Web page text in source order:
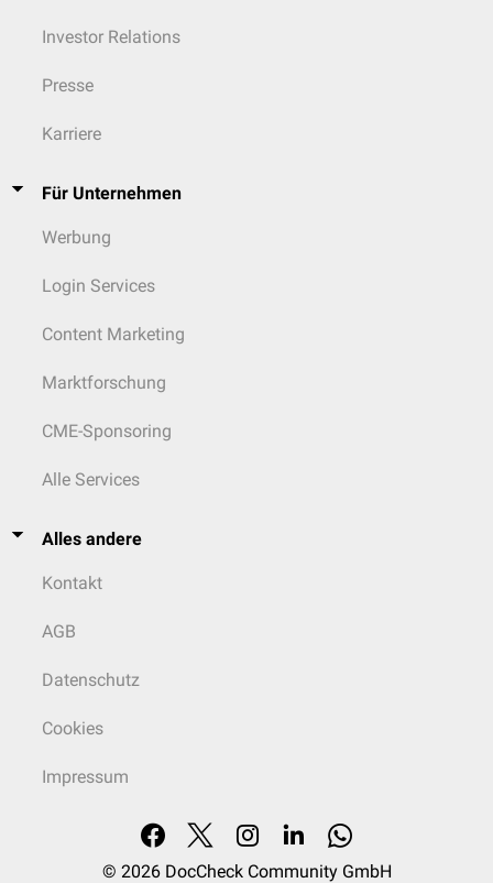
Investor Relations
Presse
Karriere
Für Unternehmen
Werbung
Login Services
Content Marketing
Marktforschung
CME-Sponsoring
Alle Services
Alles andere
Kontakt
AGB
Datenschutz
Cookies
Impressum
© 2026 DocCheck Community GmbH